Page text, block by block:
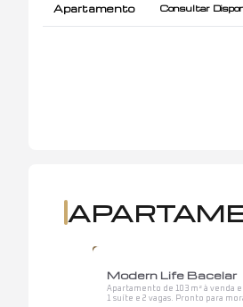
Apartamento Consultar
Modern Life Bacelar
Apartamento de 103 m² à venda
1 suíte e 2 vagas. Pronto para